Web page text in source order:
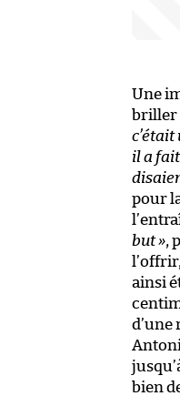
Une
briller
il a fait
pour
but »,
ainsi
d’une
bien